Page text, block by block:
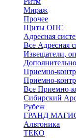
Мираж
Прочее
Щиты ОПС
Адресная
Все Адресная
Извещатели,
Приемно-
Приемно-
Все Приемно-
Сибирский
Рубеж
ГРАНД
Альтоника
ТЕКО